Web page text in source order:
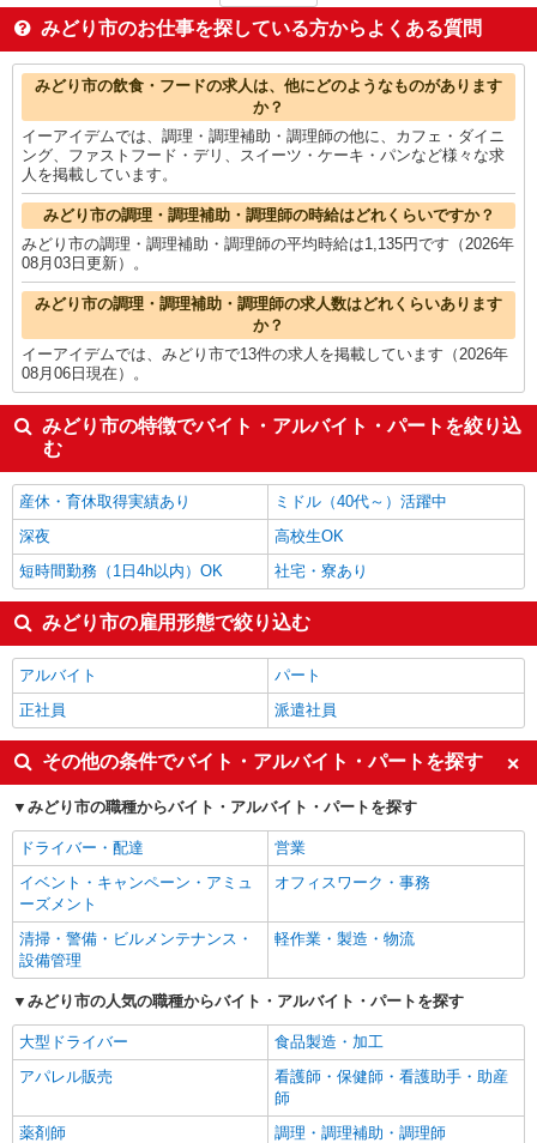
製造・組立・加工1,408円
金属加工 1,400円
保育士・保育補助1,400円
みどり市の他の職種の平均時給を見る
みどり市のお仕事を探している方からよくある質問
みどり市の飲食・フードの求人は、他にどのようなものがあります
か？
イーアイデムでは、調理・調理補助・調理師の他に、カフェ・ダイニ
ング、ファストフード・デリ、スイーツ・ケーキ・パンなど様々な求
人を掲載しています。
みどり市の調理・調理補助・調理師の時給はどれくらいですか？
みどり市の調理・調理補助・調理師の平均時給は1,135円です（2026年
08月03日更新）。
みどり市の調理・調理補助・調理師の求人数はどれくらいあります
か？
イーアイデムでは、みどり市で13件の求人を掲載しています（2026年
08月06日現在）。
みどり市の特徴でバイト・アルバイト・パートを絞り込
む
産休・育休取得実績あり
ミドル（40代～）活躍中
深夜
高校生OK
短時間勤務（1日4h以内）OK
社宅・寮あり
みどり市の雇用形態で絞り込む
アルバイト
パート
正社員
派遣社員
その他の条件でバイト・アルバイト・パートを探す
みどり市の職種からバイト・アルバイト・パートを探す
ドライバー・配達
営業
イベント・キャンペーン・アミュ
ーズメント
オフィスワーク・事務
清掃・警備・ビルメンテナンス・
設備管理
軽作業・製造・物流
みどり市の人気の職種からバイト・アルバイト・パートを探す
大型ドライバー
食品製造・加工
アパレル販売
看護師・保健師・看護助手・助産
師
薬剤師
調理・調理補助・調理師